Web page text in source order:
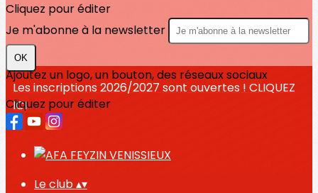
Cliquez pour éditer
Je m'abonne à la newsletter
OK
Les inscriptions 2026/2027 sont ouvertes ! CLIQUEZ
ICI
Ajoutez un logo, un bouton, des réseaux sociaux
Cliquez pour éditer
Le club▴▾